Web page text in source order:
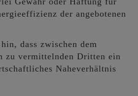
der angebotenen
dass zwischen dem
zu vermittelnden Dritten ein
Naheverhältnis